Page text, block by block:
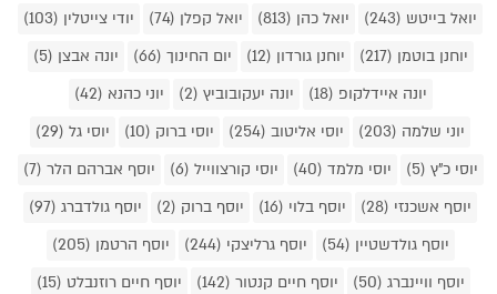
יואל בייטש (243)
יואל כהן (813) יואל קפלן (74)
יודי צייטלין (103)
יוחנן בוטמן (217)
יוחנן גורדון (12) יום החינוך (66)
יונה אבצן (5)
יונה איידלקופ (18)
יונה יעקובוביץ (2)
יוני כהנא (42)
יוני שלמה (203)
יוסי אליטוב (254) יוסי ברוק (10)
יוסי גל (29)
יוסי כ"ץ (5)
יוסי מלמד (40) יוסי קורצווייל (6)
יוסף אברהם הלר (7)
יוסף אשכנזי (28)
יוסף בלוי (16) יוסף ברוק (2)
יוסף גולדברג (97)
יוסף גולדשטיין (54)
יוסף גרליצקי (244)
יוסף הרטמן (205)
יוסף וויינברג (50)
יוסף חיים קנטור (142)
יוסף חיים רוזנבלט (15)